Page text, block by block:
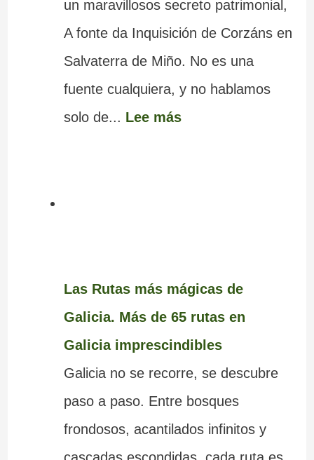
un maravillosos secreto patrimonial,
A fonte da Inquisición de Corzáns en
Salvaterra de Miño. No es una
fuente cualquiera, y no hablamos
solo de... Lee más
Las Rutas más mágicas de
Galicia. Más de 65 rutas en
Galicia imprescindibles
Galicia no se recorre, se descubre
paso a paso. Entre bosques
frondosos, acantilados infinitos y